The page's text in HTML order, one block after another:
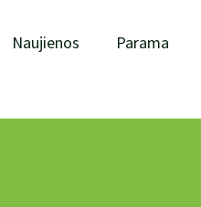
Naujienos Parama